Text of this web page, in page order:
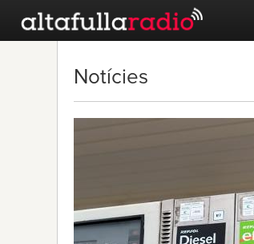
Notícies